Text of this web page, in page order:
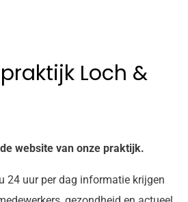
Loch &
website van onze praktijk.
24 uur per dag informatie krijgen